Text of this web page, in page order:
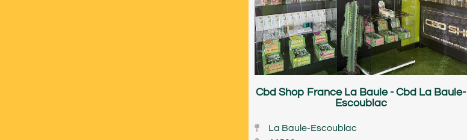
Cbd Shop France La Baule - Cbd La Baule-
Escoublac
La Baule-Escoublac